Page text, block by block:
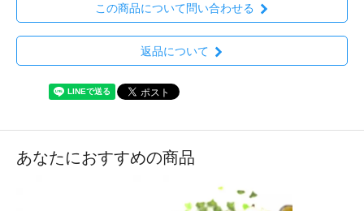
この商品について問い合わせる
返品について
あなたにおすすめの商品